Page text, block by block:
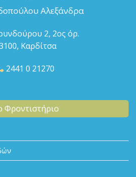
Αλεξάνδρα
2, 2ος όρ.
Καρδίτσα
2441 0 21270
Φροντιστήριο